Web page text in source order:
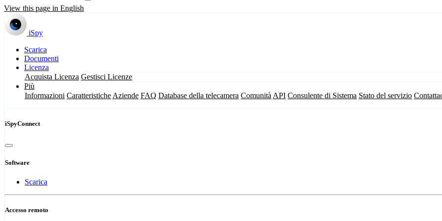
View this page in English
iSpy
Scarica
Documenti
Licenza
Acquista Licenza Gestisci Licenze
Più
Informazioni Caratteristiche Aziende FAQ Database della telecamera Comunità API Consulente di Sistema Stato del servizio
iSpyConnect
Software
Scarica
Accesso remoto